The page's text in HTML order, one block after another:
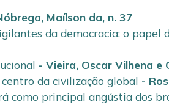
Maílson da, n. 37
da democracia: o papel
-Vieira, Oscar Vilhena e
da civilização global -
como principal angústia dos